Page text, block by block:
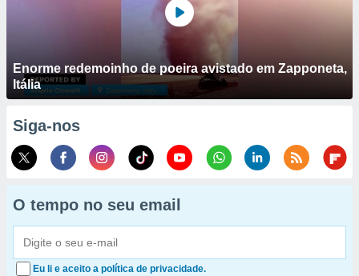
Enorme redemoinho de poeira avistado em Zapponeta,
Itália
Siga-nos
O tempo no seu email
Eu li e aceito a política de privacidade.